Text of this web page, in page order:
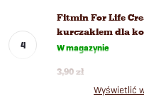
Fitmin For Life
kurczakiem dla
W magazynie
3,90 zł
Wyświetlić